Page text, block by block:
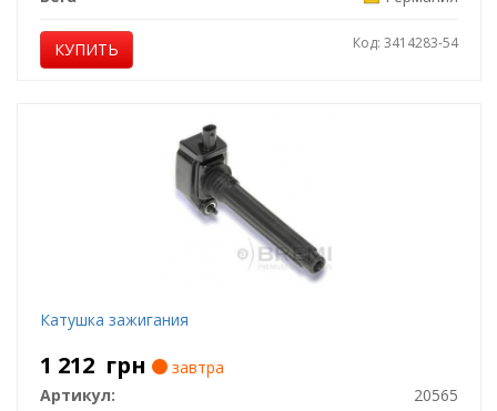
КУПИТЬ Код: 3414283-54
Катушка зажигания
1 212 грн
завтра
Артикул:
20565